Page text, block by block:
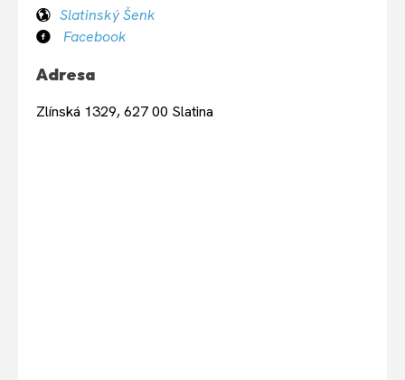
Slatinský Šenk
Facebook
Adresa
Zlínská 1329, 627 00 Slatina